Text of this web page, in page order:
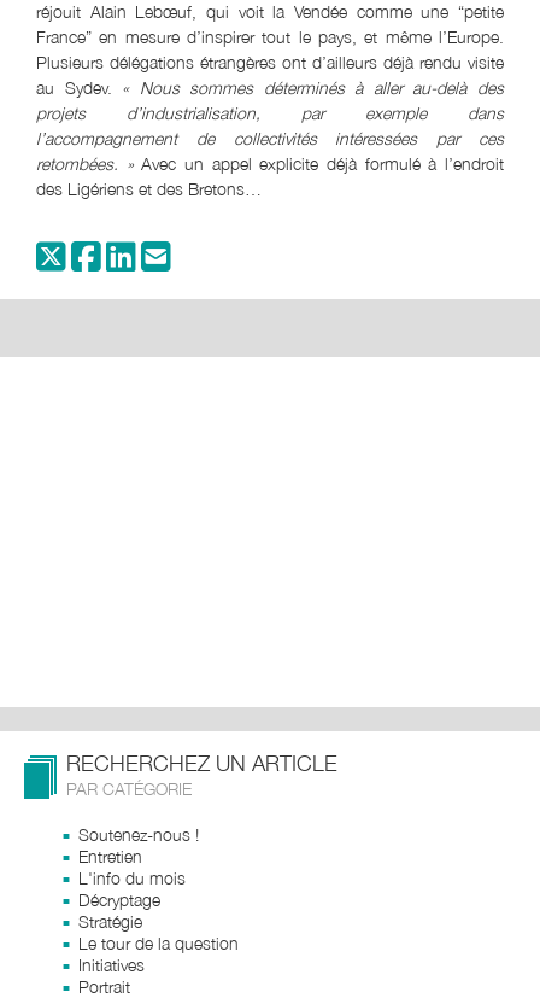
réjouit Alain Lebœuf, qui voit la Vendée comme une “petite
France” en mesure d’inspirer tout le pays, et même l’Europe.
Plusieurs délégations étrangères ont d’ailleurs déjà rendu visite
au Sydev. « Nous sommes déterminés à aller au-delà des
projets d’industrialisation, par exemple dans
l’accompagnement de collectivités intéressées par ces
retombées. »Avec un appel explicite déjà formulé à l’endroit
des Ligériens et des Bretons…
RECHERCHEZ UN ARTICLE
PAR CATÉGORIE
Soutenez-nous !
Entretien
L'info du mois
Décryptage
Stratégie
Le tour de la question
Initiatives
Portrait